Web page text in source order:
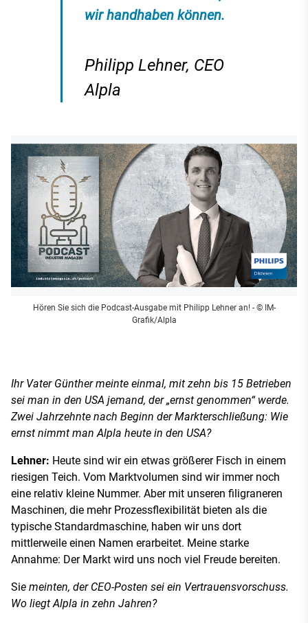
wir handhaben können.
Philipp Lehner, CEO
Alpla
Hören Sie sich die Podcast-Ausgabemit Philipp Lehner an! - © IM-
Grafik/Alpla
Ihr Vater Günther meinte einmal, mit zehn bis 15 Betrieben
sei man in den USA jemand, der „ernst genommen“ werde.
Zwei Jahrzehnte nach Beginn der Markterschließung: Wie
ernst nimmt man Alpla heute in den USA?
Lehner: Heute sind wir ein etwas größerer Fisch in einem
riesigen Teich. Vom Marktvolumen sind wir immer noch
eine relativ kleine Nummer. Aber mit unseren filigraneren
Maschinen, die mehr Prozessflexibilität bieten als die
typische Standardmaschine, haben wir uns dort
mittlerweile einen Namen erarbeitet. Meine starke
Annahme: Der Markt wird uns noch viel Freude bereiten.
Sie meinten, der CEO-Posten sei ein Vertrauensvorschuss.
Wo liegt Alpla in zehn Jahren?